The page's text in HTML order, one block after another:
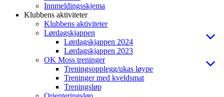
Innmeldingsskjema
Klubbens aktiviteter
Klubbens aktiviteter
Lørdagskjappen
Lørdagskjappen 2024
Lørdagskjappen 2023
OK Moss treninger
Treningsopplegg/ukas løype
Treninger med kveldsmat
Treningsløp